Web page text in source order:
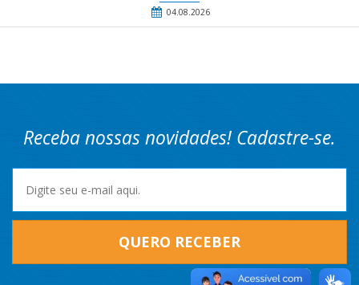
04.08.2026
Receba nossas novidades! Cadastre-se.
QUERO RECEBER